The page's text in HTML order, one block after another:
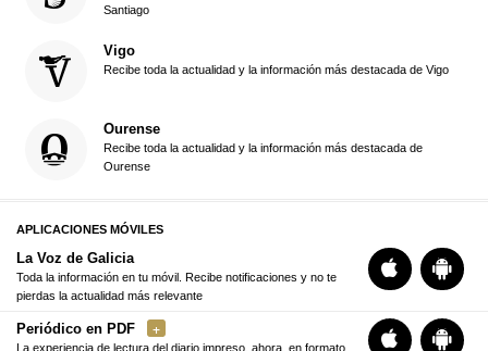
Santiago
Vigo
Recibe toda la actualidad y la información más destacada de Vigo
Ourense
Recibe toda la actualidad y la información más destacada de
Ourense
APLICACIONES MÓVILES
La Voz de Galicia
Toda la información en tu móvil. Recibe notificaciones y no te
pierdas la actualidad más relevante
Periódico en PDF
La experiencia de lectura del diario impreso, ahora, en formato